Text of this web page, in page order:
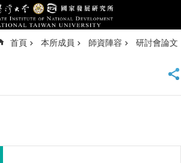
首頁 本所成員 師資陣容 研討會論文